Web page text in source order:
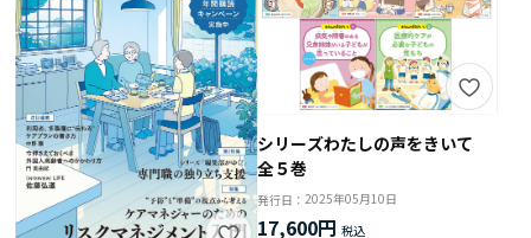
シリーズわたしの声をきいて
全５巻
発行日： 2025年05月10日
17,600円